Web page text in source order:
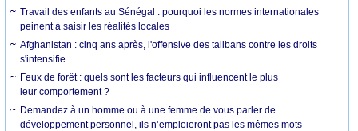
Travail des enfants au Sénégal : pourquoi les normes internationales
peinent à saisir les réalités locales
Afghanistan : cinq ans après, l'offensive des talibans contre les droits
s'intensifie
Feux de forêt : quels sont les facteurs qui influencent le plus
leur comportement ?
Demandez à un homme ou à une femme de vous parler de
développement personnel, ils n’emploieront pas les mêmes mots